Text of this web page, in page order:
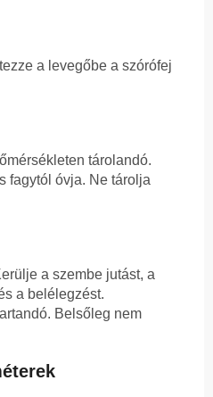
a levegőbe a szórófej
tárolandó.
fagytól óvja. Ne tárolja
a szembe jutást, a
a belélegzést.
Belsőleg nem